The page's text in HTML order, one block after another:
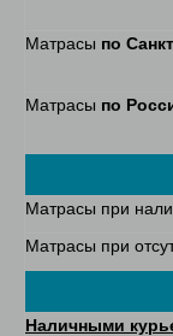
Матрасы по
Матрасы по
Матрасы при
Матрасы при
Наличными